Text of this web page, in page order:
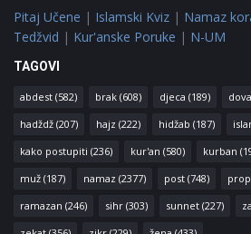
Pitaj Učene | Islamski Kviz | Namaz
Tedžvid | Kur'anske Poruke | N-UM
TAGOVI
abdest (582) brak (608) djeca (189) dova
hadždž (207) hajz (222) hidžab (187)
kako postupiti (236) kur'an (580) kurban
muž (187) namaz (2377) post (748)
ramazan (246) sihr (303) sunnet (227)